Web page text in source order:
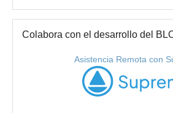
Colabora con el desarrollo del
Asistencia Remota con